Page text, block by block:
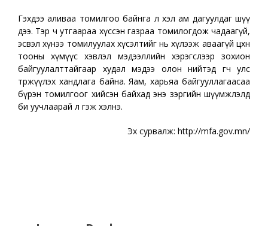
Гэхдээ аливаа томилгоо байнга л хэл ам дагуулдаг шүү
дээ. Тэр ч утгаараа хүссэн газраа томилогдож чадаагүй,
эсвэл хүнээ томилуулах хүсэлтийг нь хүлээж аваагүй цөөхөн
тооны хүмүүс хэвлэл мэдээллийн хэрэгслээр зохион
байгуулалттайгаар худал мэдээ олон нийтэд өгч улс
төржүүлэх хандлага байна. Яам, харьяа байгууллагаасаа
бүрэн томилгоог хийсэн байхад энэ зэргийн шүүмжлэлд
би уучлаарай л гэж хэлнэ.
Эх сурвалж: http://mfa.gov.mn/